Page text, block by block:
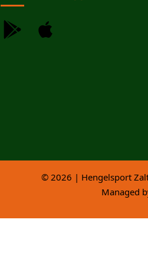
© 2026 | Hengelsport
Managed